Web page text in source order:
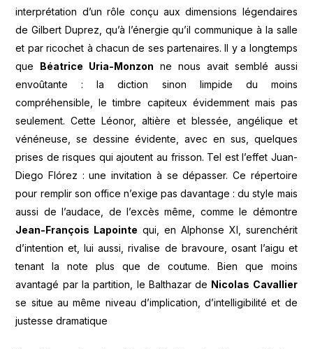
interprétation d’un rôle conçu aux dimensions légendaires
de Gilbert Duprez, qu’à l’énergie qu’il communique à la salle
et par ricochet à chacun de ses partenaires. Il y a longtemps
que Béatrice Uria-Monzon ne nous avait semblé aussi
envoûtante : la diction sinon limpide du moins
compréhensible, le timbre capiteux évidemment mais pas
seulement. Cette Léonor, altière et blessée, angélique et
vénéneuse, se dessine évidente, avec en sus, quelques
prises de risques qui ajoutent au frisson. Tel est l’effet Juan-
Diego Flórez : une invitation à se dépasser. Ce répertoire
pour remplir son office n’exige pas davantage : du style mais
aussi de l’audace, de l’excès même, comme le démontre
Jean-François Lapointe qui, en Alphonse XI, surenchérit
d’intention et, lui aussi, rivalise de bravoure, osant l’aigu et
tenant la note plus que de coutume. Bien que moins
avantagé par la partition, le Balthazar de Nicolas Cavallier
se situe au même niveau d’implication, d’intelligibilité et de
justesse dramatique